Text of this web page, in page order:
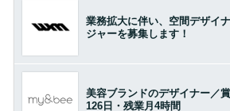
業務拡大に伴い、空間デザイ
ジャーを募集します！
美容ブランドのデザイナー／
126日・残業月4時間